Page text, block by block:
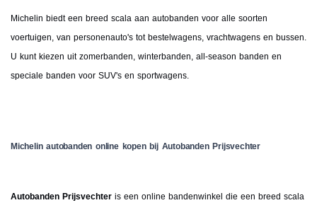
Michelin biedt een breed scala aan autobanden voor alle soorten
voertuigen, van personenauto's tot bestelwagens, vrachtwagens en bussen.
U kunt kiezen uit zomerbanden, winterbanden, all-season banden en
speciale banden voor SUV's en sportwagens.
Michelin autobanden online kopen bij Autobanden Prijsvechter
Autobanden Prijsvechter is een online bandenwinkel die een breed scala